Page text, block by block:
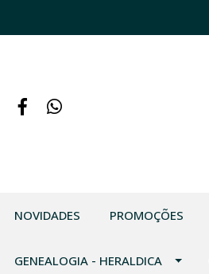
NOVIDADES PROMOÇÕES
GENEALOGIA - HERALDICA